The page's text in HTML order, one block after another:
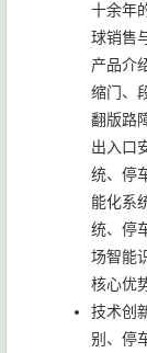
十余年
球销售
产品介
缩门、
翻版路
出入口
统、停
能化系
统、停
场智能
核心优
技术创
别、停